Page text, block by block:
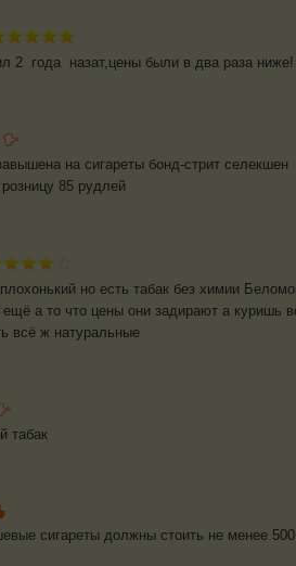
2 года назат,цены были в два раза ниже!
завышена на сигареты бонд-стрит
85 рудлей
но есть табак без химии
а то что цены они задирают а куришь
всё ж натуральные
табак
сигареты должны стоить не менее